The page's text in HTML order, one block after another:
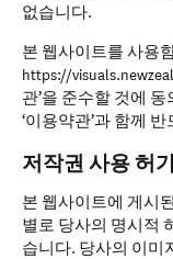
없습니다.
본 웹사이트를 사용
https://
관’을 준수할 것에
‘이용약관’과 함께
저작권 사용 허
본 웹사이트에 게시
별로 당사의 명시적
습니다. 당사의 이미